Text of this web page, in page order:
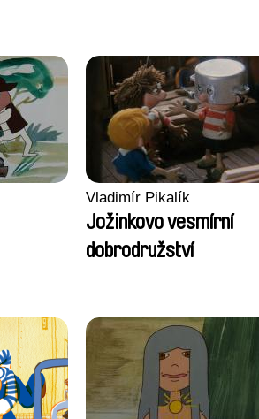
Vladimír Pikalík
Jožinkovo vesmírní
dobrodružství